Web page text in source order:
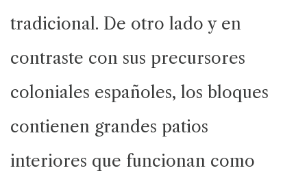
tradicional. De otro lado y en
contraste con sus precursores
coloniales españoles, los bloques
contienen grandes patios
interiores que funcionan como